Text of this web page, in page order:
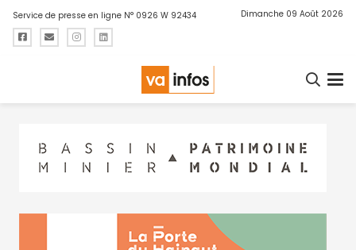
Service de presse en ligne N° 0926 W 92434 Dimanche 09 Août 2026